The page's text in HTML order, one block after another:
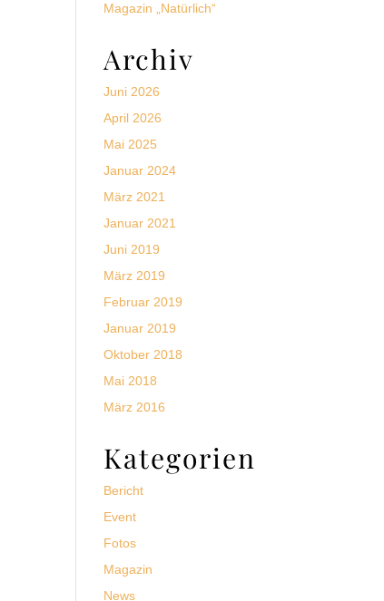
Magazin „Natürlich“
Archiv
Juni 2026
April 2026
Mai 2025
Januar 2024
März 2021
Januar 2021
Juni 2019
März 2019
Februar 2019
Januar 2019
Oktober 2018
Mai 2018
März 2016
Kategorien
Bericht
Event
Fotos
Magazin
News